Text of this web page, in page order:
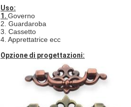
Uso:
1. Governo
2. Guardaroba
3. Cassetto
4. Apprettatrice ecc
Opzione di progettazioni: